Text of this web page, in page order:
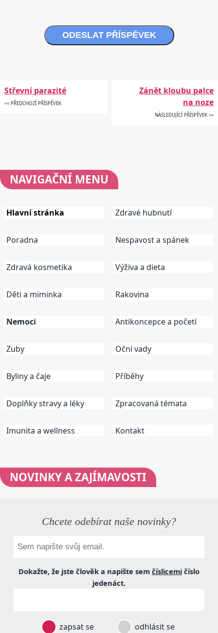
ODESLAT PŘÍSPĚVEK
Střevní parazité
<< PŘEDCHOZÍ PŘÍSPĚVEK
Zánět kloubu palce
na noze
NÁSLEDUJÍCÍ PŘÍSPĚVEK >>
NAVIGAČNÍ MENU
Hlavní stránka
Poradna
Zdravá kosmetika
Děti a miminka
Nemoci
Zuby
Byliny a čaje
Doplňky stravy a léky
Imunita a wellness
Zdravé hubnutí
Nespavost a spánek
Výživa a dieta
Rakovina
Antikoncepce a početí
Oční vady
Příběhy
Zpracovaná témata
Kontakt
NOVINKYA ZAJÍMAVOSTI
Chcete odebírat naše novinky?
Dokažte, že jste člověk a napište sem číslicemi číslo
jedenáct.
zapsat se odhlásit se